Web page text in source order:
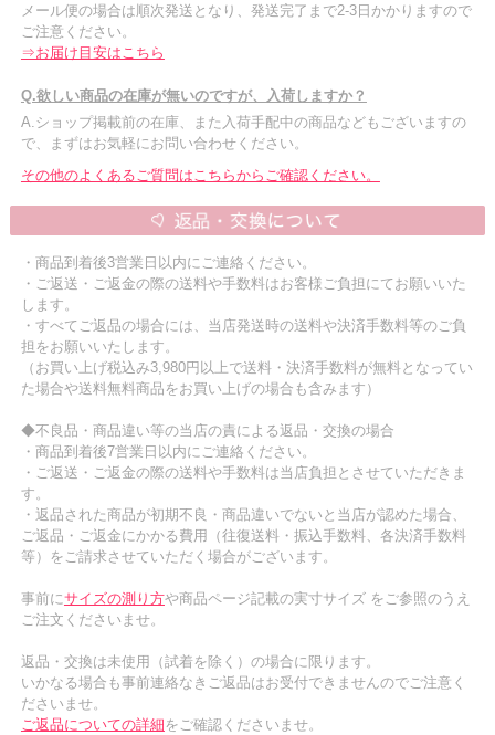
メール便の場合は順次発送となり、発送完了まで2-3日かかりますので
ご注意ください。
⇒お届け目安はこちら
Q.欲しい商品の在庫が無いのですが、入荷しますか？
A.ショップ掲載前の在庫、また入荷手配中の商品などもございますの
で、まずはお気軽にお問い合わせください。
その他のよくあるご質問はこちらからご確認ください。
・商品到着後3営業日以内にご連絡ください。
・ご返送・ご返金の際の送料や手数料はお客様ご負担にてお願いいた
します。
・すべてご返品の場合には、当店発送時の送料や決済手数料等のご負
担をお願いいたします。
（お買い上げ税込み3,980円以上で送料・決済手数料が無料となってい
た場合や送料無料商品をお買い上げの場合も含みます）
◆不良品・商品違い等の当店の責による返品・交換の場合
・商品到着後7営業日以内にご連絡ください。
・ご返送・ご返金の際の送料や手数料は当店負担とさせていただきま
す。
・返品された商品が初期不良・商品違いでないと当店が認めた場合、
ご返品・ご返金にかかる費用（往復送料・振込手数料、各決済手数料
等）をご請求させていただく場合がございます。
事前にサイズの測り方や商品ページ記載の実寸サイズ をご参照のうえ
ご注文くださいませ。
返品・交換は未使用（試着を除く）の場合に限ります。
いかなる場合も事前連絡なきご返品はお受付できませんのでご注意く
ださいませ。
ご返品についての詳細をご確認くださいませ。